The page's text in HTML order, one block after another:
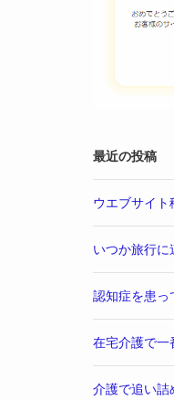
最近の投稿
ウエブサイ
いつか旅行に
認知症を患っ
在宅介護で一
介護で追い詰